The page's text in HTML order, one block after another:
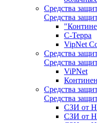
Средства
Средства
С-Терра
VipNet
Средства
Средства
ViPNet
Средства
Средства
СЗИ от
СЗИ от